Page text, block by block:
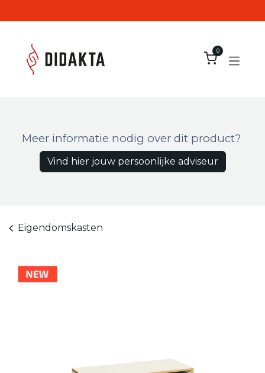
0
Meer informatie nodig over dit product?
Vind hier jouw persoonlijke adviseur
Eigendomskasten